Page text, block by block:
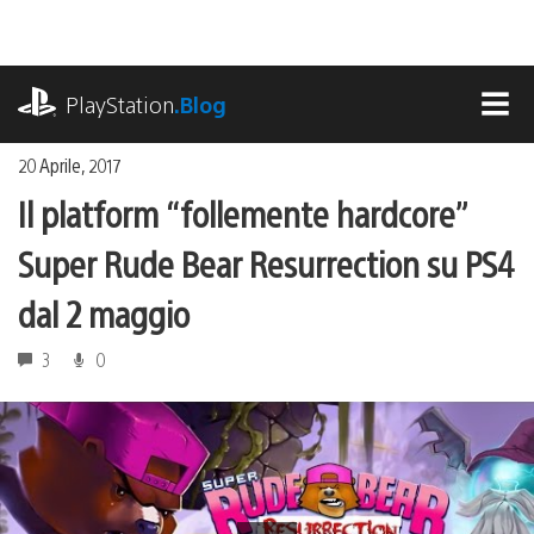
contenuto
PlayStation.Blog
20 Aprile, 2017
Il platform “follemente hardcore”
Super Rude Bear Resurrection su PS4
dal 2 maggio
3 0